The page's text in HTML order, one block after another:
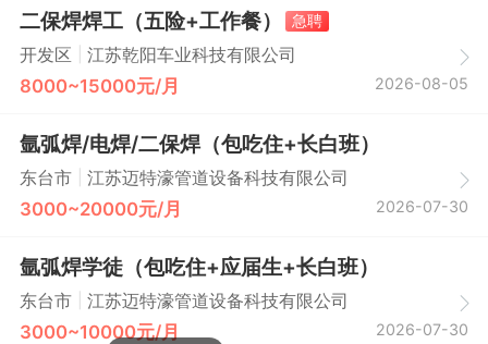
二保焊焊工（五险+工作餐）
急聘
开发区
江苏乾阳车业科技有限公司
8000~15000元/月 2026-08-05
氩弧焊/电焊/二保焊（包吃住+长白班）
东台市 江苏迈特濠管道设备科技有限公司
3000~20000元/月 2026-07-30
氩弧焊学徒（包吃住+应届生+长白班）
东台市 江苏迈特濠管道设备科技有限公司
3000~10000元/月
2026-07-30